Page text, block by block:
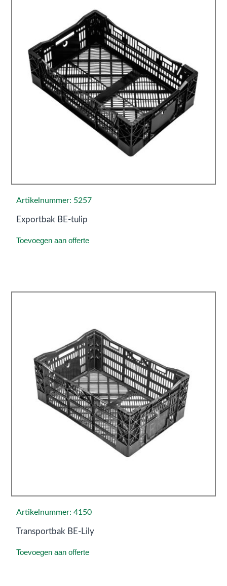
Artikelnummer: 5257
Exportbak BE-tulip
Toevoegen aan offerte
Artikelnummer: 4150
Transportbak BE-Lily
Toevoegen aan offerte